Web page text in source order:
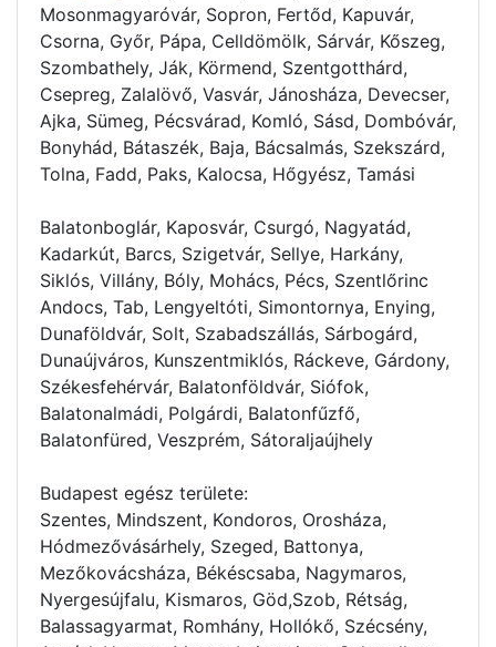
Mosonmagyaróvár, Sopron, Fertőd, Kapuvár,
Csorna, Győr, Pápa, Celldömölk, Sárvár, Kőszeg,
Szombathely, Ják, Körmend, Szentgotthárd,
Csepreg, Zalalövő, Vasvár, Jánosháza, Devecser,
Ajka, Sümeg, Pécsvárad, Komló, Sásd, Dombóvár,
Bonyhád, Bátaszék, Baja, Bácsalmás, Szekszárd,
Tolna, Fadd, Paks, Kalocsa, Hőgyész, Tamási
Balatonboglár, Kaposvár, Csurgó, Nagyatád,
Kadarkút, Barcs, Szigetvár, Sellye, Harkány,
Siklós, Villány, Bóly, Mohács, Pécs, Szentlőrinc
Andocs, Tab, Lengyeltóti, Simontornya, Enying,
Dunaföldvár, Solt, Szabadszállás, Sárbogárd,
Dunaújváros, Kunszentmiklós, Ráckeve, Gárdony,
Székesfehérvár, Balatonföldvár, Siófok,
Balatonalmádi, Polgárdi, Balatonfűzfő,
Balatonfüred, Veszprém, Sátoraljaújhely
Budapest egész területe:
Szentes, Mindszent, Kondoros, Orosháza,
Hódmezővásárhely, Szeged, Battonya,
Mezőkovácsháza, Békéscsaba, Nagymaros,
Nyergesújfalu, Kismaros, Göd,Szob, Rétság,
Balassagyarmat, Romhány, Hollókő, Szécsény,